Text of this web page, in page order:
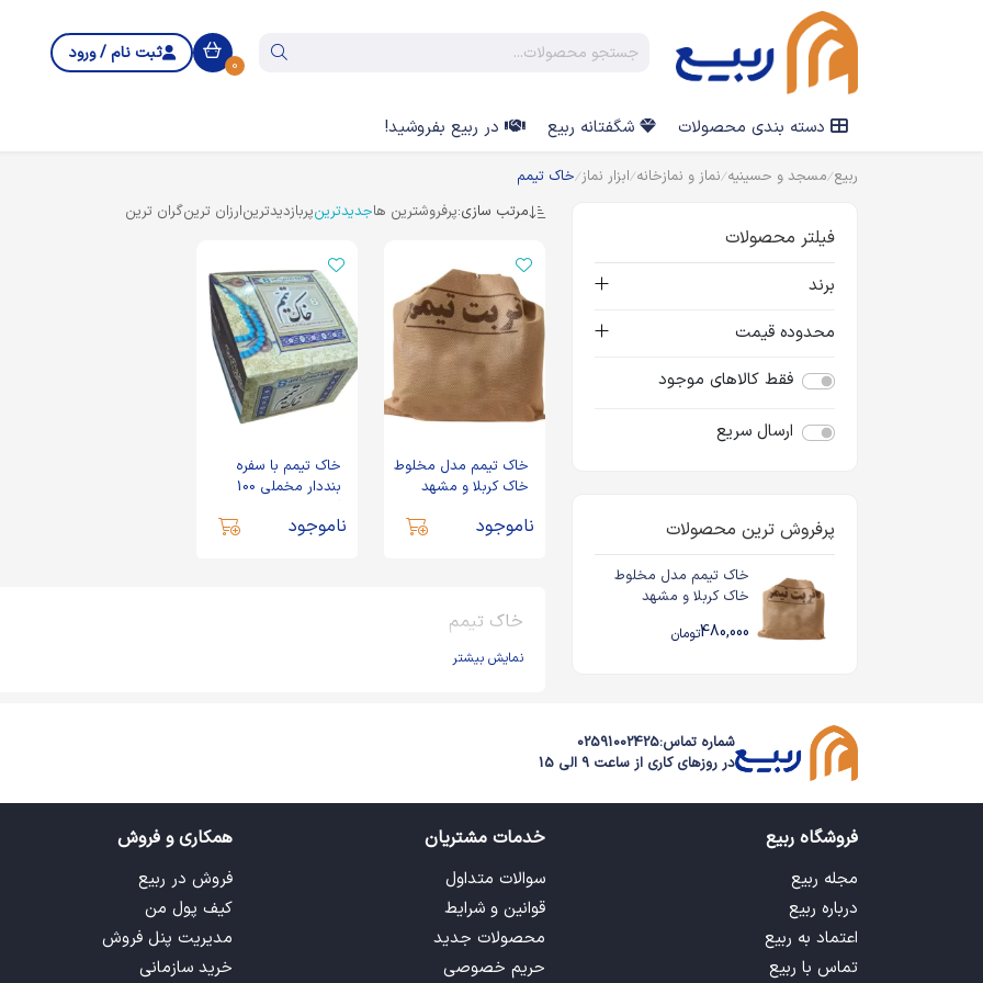
0
ثبت نام / ورود
دسته بندی محصولات شگفتانه ربیع در ربیع بفروشید!
ربیع مسجد و حسینیه نماز و نمازخانه ابزار نماز خاک تیمم
فیلتر محصولات
برند
محدوده قیمت
فقط کالاهای موجود
ارسال سریع
پرفروش ترین محصولات
خاک تیمم مدل مخلوط
خاک کربلا و مشهد
480,000تومان
مرتب سازی:پرفروشترین هاجدیدترینپربازدیدترینارزان ترینگران ترین
خاک تیمم مدل مخلوط
خاک کربلا و مشهد
ناموجود
خاک تیمم با سفره
بنددار مخملی 100
ناموجود
خاک تیمم
نمایش بیشتر
شماره تماس:02591002425
در روزهای کاری از ساعت 9 الی 15
فروشگاه ربیع
مجله ربیع
درباره ربیع
اعتماد به ربیع
تماس با ربیع
خدمات مشتریان
سوالات متداول
قوانین و شرایط
محصولات جدید
حریم خصوصی
همکاری و فروش
فروش در ربیع
کیف پول من
مدیریت پنل فروش
خرید سازمانی